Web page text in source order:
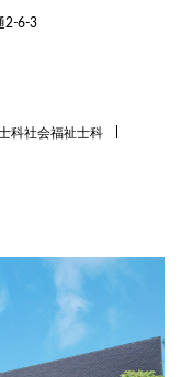
2-6-3
科社会福祉士科